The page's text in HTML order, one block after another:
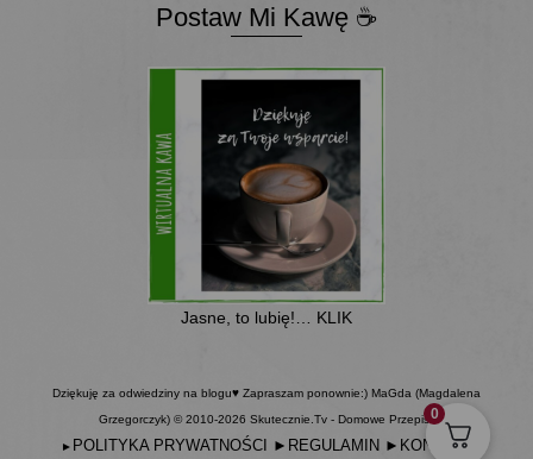
Postaw Mi Kawę ☕
Jasne, to lubię!… KLIK
Dziękuję za odwiedziny na blogu♥ Zapraszam ponownie:) MaGda (Magdalena
Grzegorczyk) © 2010-2026 Skutecznie.Tv - Domowe Przepisy
► POLITYKA PRYWATNOŚCI ► REGULAMIN ► KONTAKT
0